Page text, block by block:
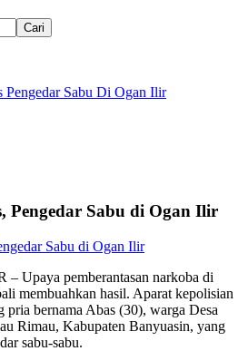
Cari
Pengedar Sabu Di Ogan Ilir
Pengedar Sabu di Ogan Ilir
Upaya pemberantasan narkoba di
membuahkan hasil. Aparat kepolisian
pria bernama Abas (30), warga Desa
Rimau, Kabupaten Banyuasin, yang
sabu-sabu.